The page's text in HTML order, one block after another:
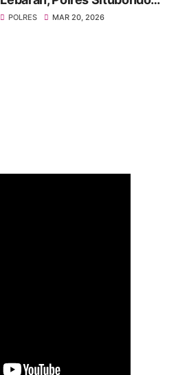
Intensifkan Patroli Sisir
POLRES MAR 20, 2026